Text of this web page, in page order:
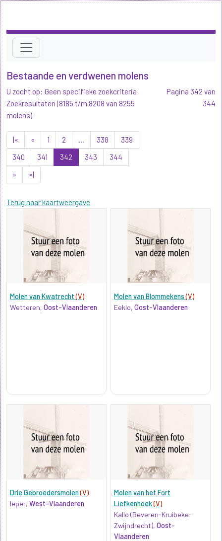
Bestaande en verdwenen molens
U zocht op: Geen specifieke zoekcriteria
Zoekresultaten (8185 t/m 8208 van 8255
molens)
|« « 1 2 ... 338
339
340
341 342 343
344
»
»|
Terug naar kaartweergave
Pagina 342 van
344
Molen van Kwatrecht(V)
Wetteren, Oost-Vlaanderen
Molen van Blommekens(V)
Eeklo,Oost-Vlaanderen
Drie Gebroedersmolen(V)
Ieper, West-Vlaanderen
Molen van het Fort
Liefkenhoek(V)
Kallo (Beveren-Kruibeke-
Zwijndrecht),Oost-
Vlaanderen